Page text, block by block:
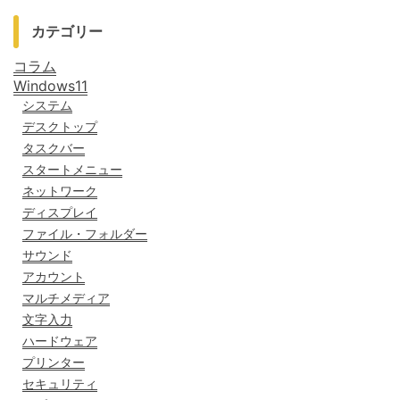
カテゴリー
コラム
Windows11
システム
デスクトップ
タスクバー
スタートメニュー
ネットワーク
ディスプレイ
ファイル・フォルダー
サウンド
アカウント
マルチメディア
文字入力
ハードウェア
プリンター
セキュリティ